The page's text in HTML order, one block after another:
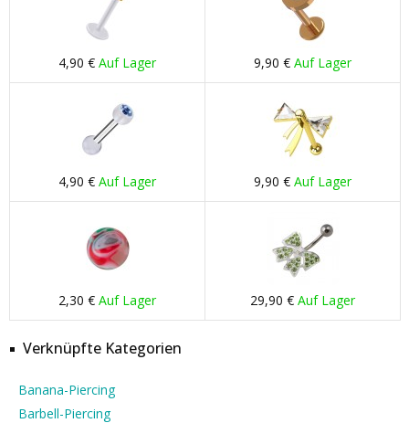
4,90 € Auf Lager 9,90 € Auf Lager
4,90 € Auf Lager 9,90 € Auf Lager
2,30 € Auf Lager 29,90 € Auf Lager
Verknüpfte Kategorien
Banana-Piercing
Barbell-Piercing